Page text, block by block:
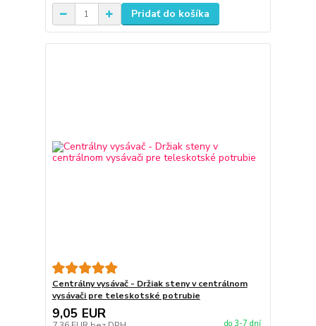
Pridať do košíka
Centrálny vysávač - Držiak steny v centrálnom
vysávači pre teleskotské potrubie
9,05 EUR
do 3-7 dní